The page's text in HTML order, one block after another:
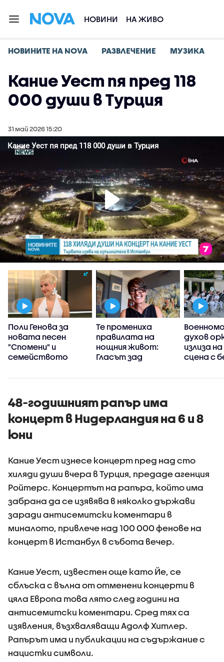
НОВИНИ НА ЖИВО
НОВИНИТЕ НА NOVA РАЗВЛЕЧЕНИЕ МУЗИКА
Кание Уест пя пред 118
000 души в Турция
31 май 2026 15:20
Поли Генова за
новата песен
"Спомени" и
семейството
Те промениха
правилата на
нощния живот:
Гласът зад
KOSHEEN - Шон
духов
излиза
сцена с
48-годишният рапър има
концерт в Нидерландия на 6 и 8
юни
Кание Уест изнесе концерт пред над сто
хиляди души вчера в Турция, предаде агенция
Ройтерс. Концертът на рапъра, който има
забрана да се изявява в няколко държави
заради антисемитски коментари в
миналото, привлече над 100 000 фенове на
концерт в Истанбул в събота вечер.
Кание Уест, известен още като Йе, се
сблъска с вълна от отменени концерти в
цяла Европа това лято след години на
антисемитски коментари. Сред тях са
изявления, възхваляващи Адолф Хитлер.
Рапърът има и публикации на съдържание с
нацистки символи.